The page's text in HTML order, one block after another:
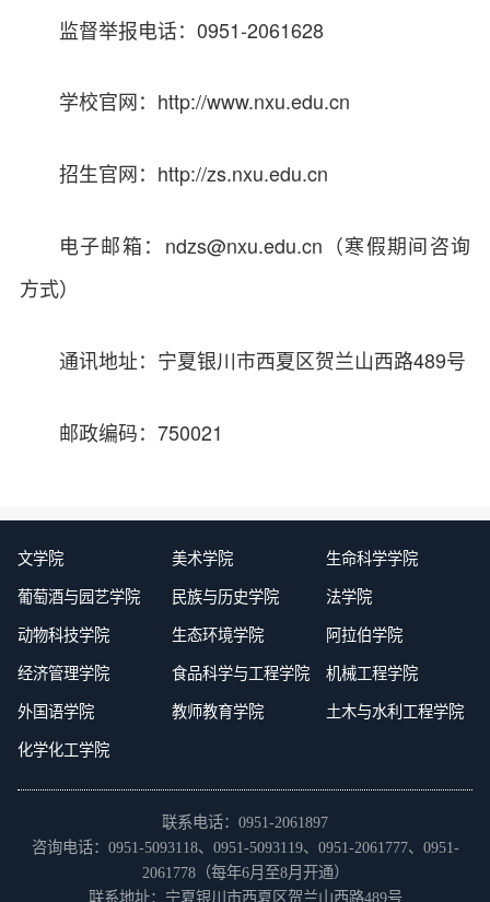
监督举报电话：0951-2061628
学校官网：http://www.nxu.edu.cn
招生官网：http://zs.nxu.edu.cn
电子邮箱：ndzs@nxu.edu.cn（寒假期间咨询
方式）
通讯地址：宁夏银川市西夏区贺兰山西路489号
邮政编码：750021
文学院 美术学院 生命科学学院
葡萄酒与园艺学院 民族与历史学院 法学院
动物科技学院 生态环境学院 阿拉伯学院
经济管理学院 食品科学与工程学院 机械工程学院
外国语学院 教师教育学院 土木与水利工程学院
化学化工学院
联系电话：0951-2061897
咨询电话：0951-5093118、0951-5093119、0951-2061777、0951-
2061778（每年6月至8月开通）
联系地址：宁夏银川市西夏区贺兰山西路489号